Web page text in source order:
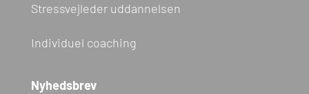
Stressvejleder uddannelsen
Individuel coaching
Nyhedsbrev